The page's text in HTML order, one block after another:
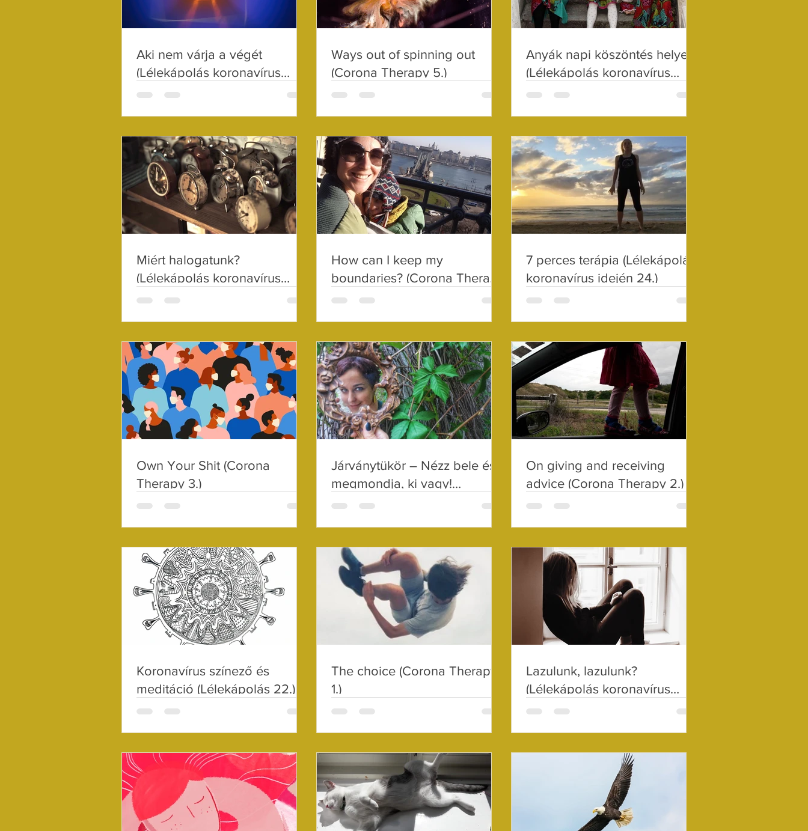
Aki nem várja a végét
(Lélekápolás koronavírus
idején 27.)
Ways out of spinning out
(Corona Therapy 5.)
Anyák napi köszöntés helyett
(Lélekápolás koronavírus
idején 26.)
Miért halogatunk?
(Lélekápolás koronavírus
idején 25.)
How can I keep my
boundaries? (Corona Therapy
4.)
7 perces terápia (Lélekápolás
koronavírus idején 24.)
Own Your Shit (Corona
Therapy 3.)
Járványtükör – Nézz bele és
megmondja, ki vagy!
(Lélekápolás 23.)
On giving and receiving
advice (Corona Therapy 2.)
Koronavírus színező és
meditáció (Lélekápolás 22.)
The choice (Corona Therapy
1.)
Lazulunk, lazulunk?
(Lélekápolás koronavírus
idején 21.)